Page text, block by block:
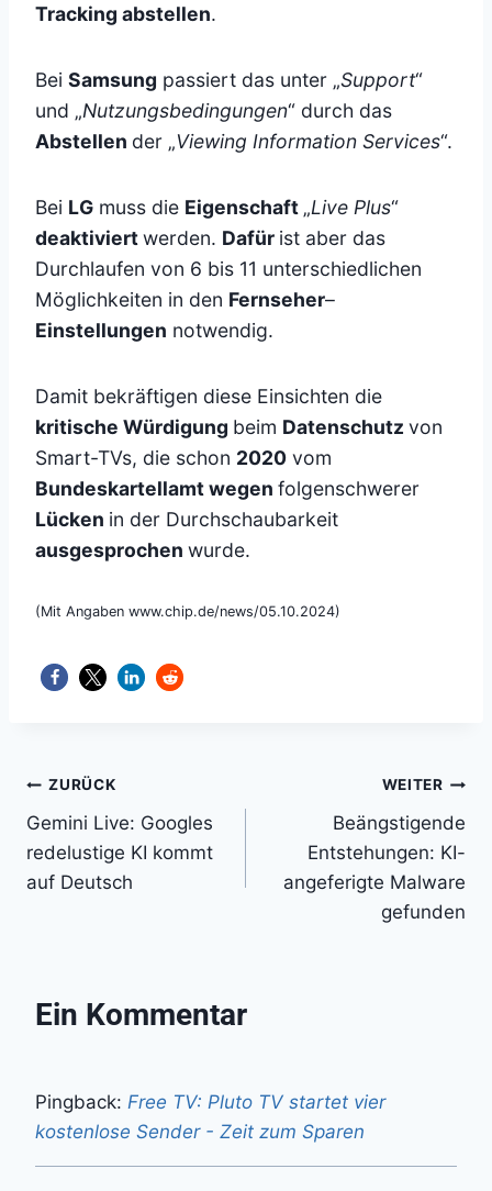
Tracking abstellen.
Bei Samsung passiert das unter „Support“
und „Nutzungsbedingungen“ durch das
Abstellen der „Viewing Information Services“.
Bei LG muss die Eigenschaft „Live Plus“
deaktiviertwerden. Dafür ist aber das
Durchlaufen von 6 bis 11 unterschiedlichen
Möglichkeiten in den Fernseher–
Einstellungen notwendig.
Damit bekräftigen diese Einsichten die
kritische Würdigung beim Datenschutz von
Smart-TVs, die schon 2020 vom
Bundeskartellamt wegen folgenschwerer
Lücken in der Durchschaubarkeit
ausgesprochen wurde.
(Mit Angaben www.chip.de/news/05.10.2024)
Beitragsnavigation
ZURÜCK
Gemini Live: Googles
redelustige KI kommt
auf Deutsch
WEITER
Beängstigende
Entstehungen: KI-
angeferigte Malware
gefunden
Ein Kommentar
Pingback: Free TV: Pluto TV startet vier
kostenlose Sender - Zeit zum Sparen